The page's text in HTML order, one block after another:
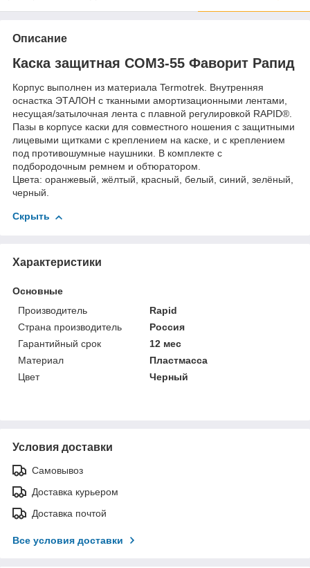
Описание
Каска защитная СОМ3-55 Фаворит Рапид
Корпус выполнен из материала Termotrek. Внутренняя
оснастка ЭТАЛОН с тканными амортизационными лентами,
несущая/затылочная лента с плавной регулировкой RAPID®.
Пазы в корпусе каски для совместного ношения с защитными
лицевыми щитками с креплением на каске, и с креплением
под противошумные наушники. В комплекте с
подбородочным ремнем и обтюратором.
Цвета: оранжевый, жёлтый, красный, белый, синий, зелёный,
черный.
Скрыть
Характеристики
Основные
Производитель
Rapid
Страна производитель
Россия
Гарантийный срок
12 мес
Материал
Пластмасса
Цвет
Черный
Условия доставки
Самовывоз
Доставка курьером
Доставка почтой
Все условия доставки